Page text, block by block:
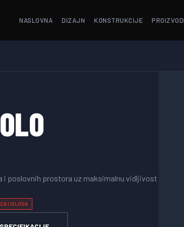
NASLOVNA DIZAJN KONSTRUKCIJE PROIZVODI
i poslovnih prostora uz maksimalnu vidljivost
I IZLOGA